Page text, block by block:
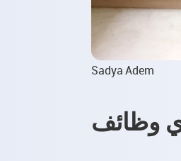
Sadya Adem